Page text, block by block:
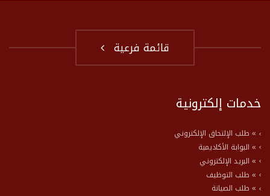
قائمة فرعية
خدمات إلكترونية
» طلب الإلتحاق الإلكتروني
» البوابة الأكاديمية
» البريد الإلكتروني
» طلب التوظيف
» طلب الصيانة